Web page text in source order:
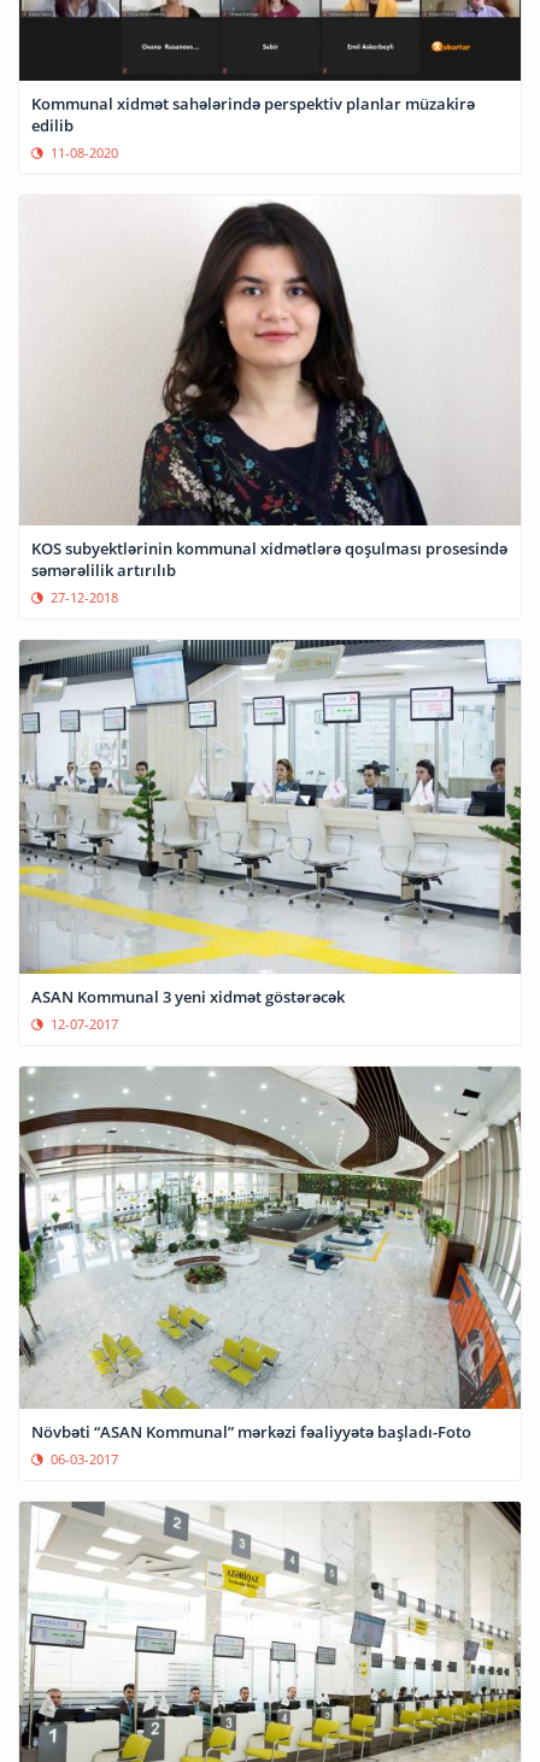
Kommunal xidmət sahələrində perspektiv planlar müzakirə
edilib
11-08-2020
KOS subyektlərinin kommunal xidmətlərə qoşulması prosesində
səmərəlilik artırılıb
27-12-2018
ASAN Kommunal 3 yeni xidmət göstərəcək
12-07-2017
Növbəti “ASAN Kommunal” mərkəzi fəaliyyətə başladı-Foto
06-03-2017